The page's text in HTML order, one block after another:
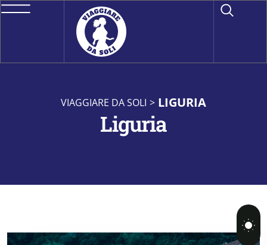
VIAGGIARE DA SOLI > LIGURIA
Liguria